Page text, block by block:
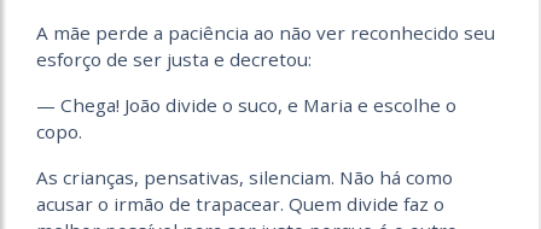
A mãe perde a paciência ao não ver reconhecido seu
esforço de ser justa e decretou:
— Chega! João divide o suco, e Maria e escolhe o
copo.
As crianças, pensativas, silenciam. Não há como
acusar o irmão de trapacear. Quem divide faz o